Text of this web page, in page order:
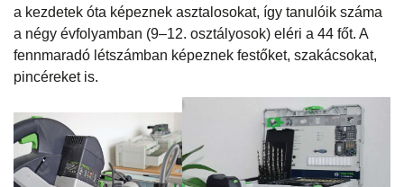
a kezdetek óta képeznek asztalosokat, így tanulóik száma
a négy évfolyamban (9–12. osztályosok) eléri a 44 főt. A
fennmaradó létszámban képeznek festőket, szakácsokat,
pincéreket is.